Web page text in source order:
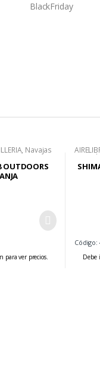
BlackFriday
, Navajas
OUTDOORS
para ver precios.
Código:
Debe